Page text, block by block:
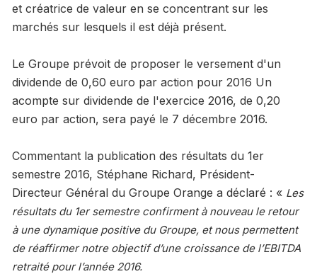
et créatrice de valeur en se concentrant sur les
marchés sur lesquels il est déjà présent.
Le Groupe prévoit de proposer le versement d'un
dividende de 0,60 euro par action pour 2016 Un
acompte sur dividende de l'exercice 2016, de 0,20
euro par action, sera payé le 7 décembre 2016.
Commentant la publication des résultats du 1er
semestre 2016, Stéphane Richard, Président-
Directeur Général du Groupe Orange a déclaré : « Les
résultats du 1er semestre confirment à nouveau le retour
à une dynamique positive du Groupe, et nous permettent
de réaffirmer notre objectif d’une croissance de l’EBITDA
retraité pour l’année 2016.